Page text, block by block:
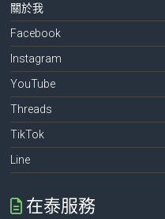
關於我
Facebook
Instagram
YouTube
Threads
TikTok
Line
在泰服務